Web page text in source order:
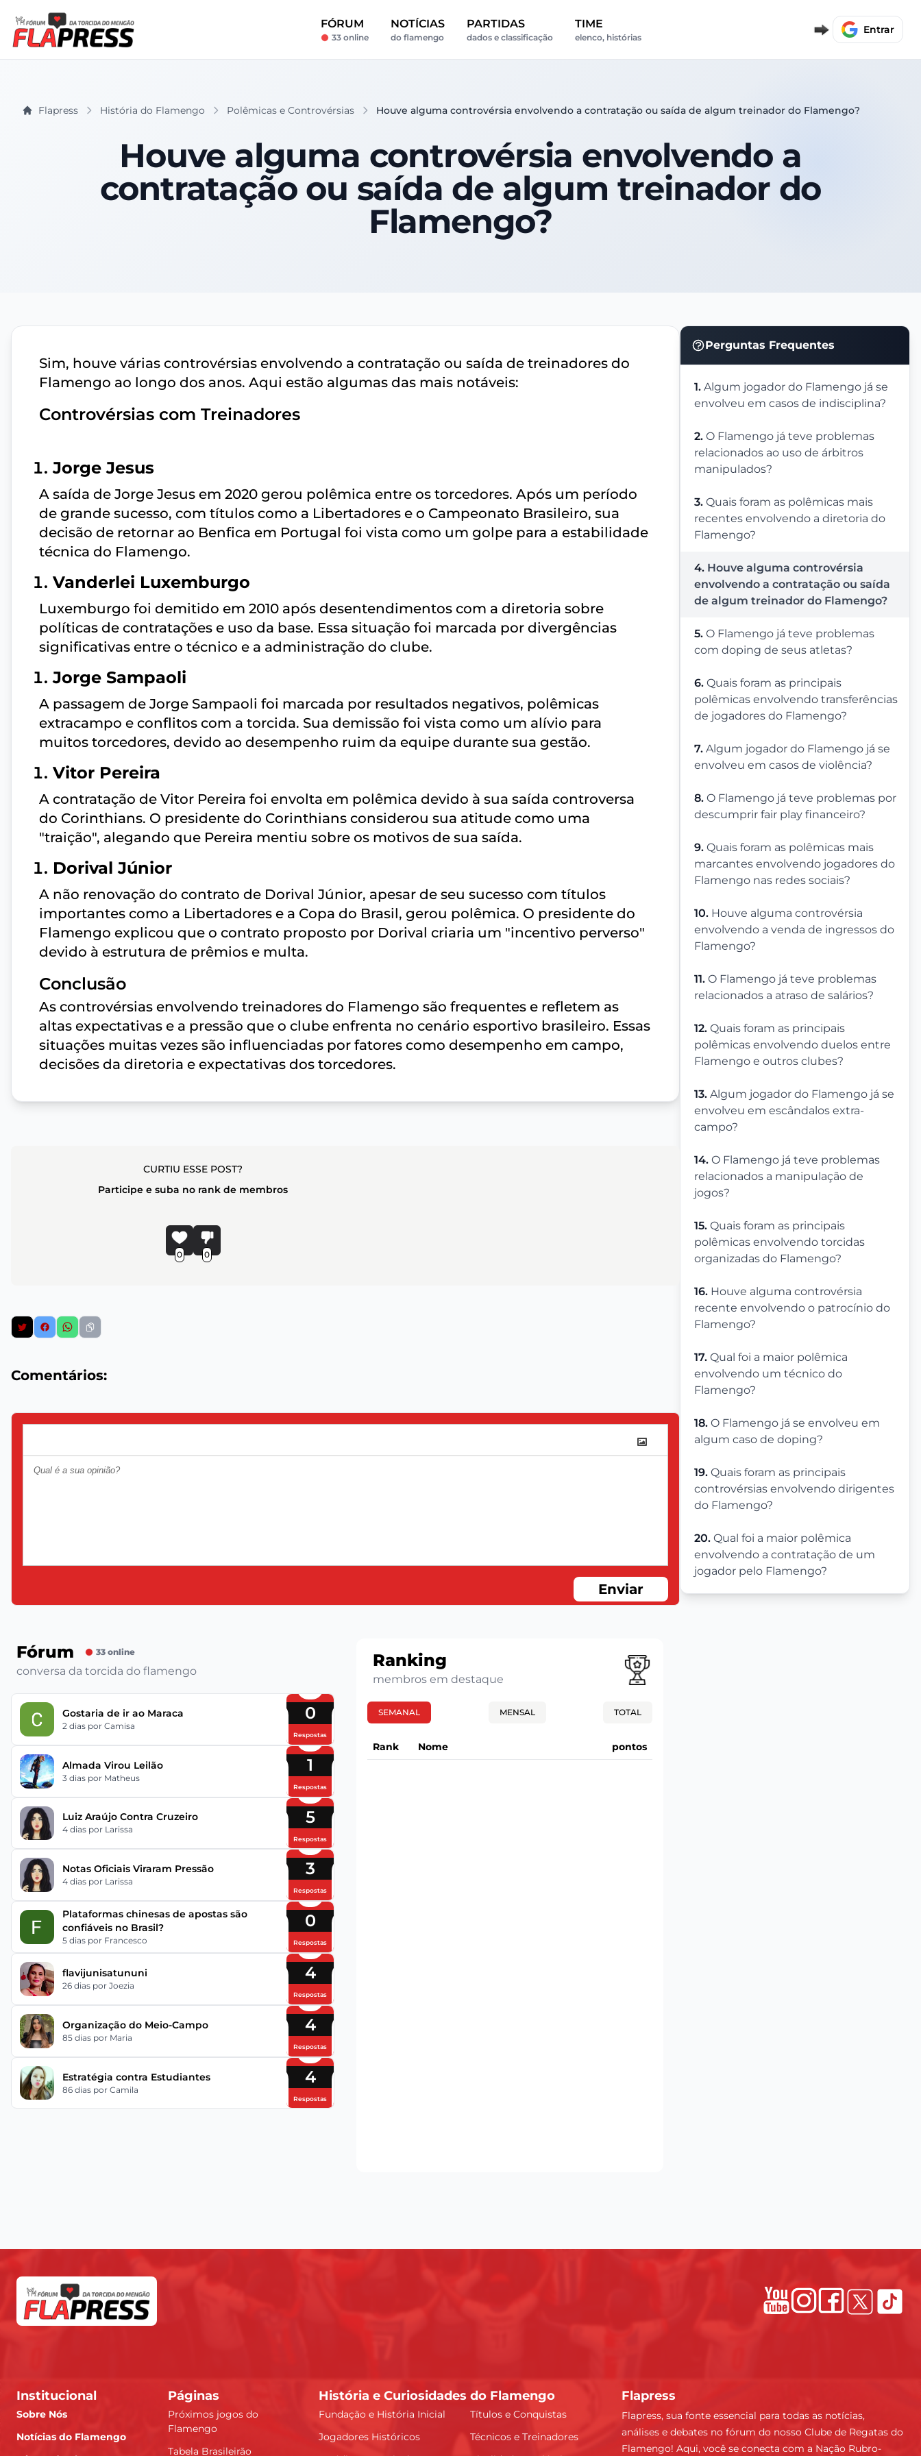
FÓRUM
33 online
NOTÍCIAS
do flamengo
PARTIDAS
dados e classificação
TIME
elenco, histórias
Entrar
Flapress História do Flamengo Polêmicas e Controvérsias Houve alguma controvérsia envolvendo a contratação ou saída de algum treinador do Flamengo?
Houve alguma controvérsia envolvendo a
contratação ou saída de algum treinador do
Flamengo?
Perguntas Frequentes
1. Algum jogador do Flamengo já se
envolveu em casos de indisciplina?
2. O Flamengo já teve problemas
relacionados ao uso de árbitros
manipulados?
3. Quais foram as polêmicas mais
recentes envolvendo a diretoria do
Flamengo?
4. Houve alguma controvérsia
envolvendo a contratação ou saída
de algum treinador do Flamengo?
5. O Flamengo já teve problemas
com doping de seus atletas?
6. Quais foram as principais
polêmicas envolvendo transferências
de jogadores do Flamengo?
7. Algum jogador do Flamengo já se
envolveu em casos de violência?
8. O Flamengo já teve problemas por
descumprir fair play financeiro?
9. Quais foram as polêmicas mais
marcantes envolvendo jogadores do
Flamengo nas redes sociais?
10. Houve alguma controvérsia
envolvendo a venda de ingressos do
Flamengo?
11. O Flamengo já teve problemas
relacionados a atraso de salários?
12. Quais foram as principais
polêmicas envolvendo duelos entre
Flamengo e outros clubes?
13. Algum jogador do Flamengo já se
envolveu em escândalos extra-
campo?
14. O Flamengo já teve problemas
relacionados a manipulação de
jogos?
15. Quais foram as principais
polêmicas envolvendo torcidas
organizadas do Flamengo?
16. Houve alguma controvérsia
recente envolvendo o patrocínio do
Flamengo?
17. Qual foi a maior polêmica
envolvendo um técnico do
Flamengo?
18. O Flamengo já se envolveu em
algum caso de doping?
19. Quais foram as principais
controvérsias envolvendo dirigentes
do Flamengo?
20. Qual foi a maior polêmica
envolvendo a contratação de um
jogador pelo Flamengo?
Sim, houve várias controvérsias envolvendo a contratação ou saída de treinadores do
Flamengo ao longo dos anos. Aqui estão algumas das mais notáveis:
Controvérsias com Treinadores
Jorge Jesus
A saída de Jorge Jesus em 2020 gerou polêmica entre os torcedores. Após um período
de grande sucesso, com títulos como a Libertadores e o Campeonato Brasileiro, sua
decisão de retornar ao Benfica em Portugal foi vista como um golpe para a estabilidade
técnica do Flamengo.
Vanderlei Luxemburgo
Luxemburgo foi demitido em 2010 após desentendimentos com a diretoria sobre
políticas de contratações e uso da base. Essa situação foi marcada por divergências
significativas entre o técnico e a administração do clube.
Jorge Sampaoli
A passagem de Jorge Sampaoli foi marcada por resultados negativos, polêmicas
extracampo e conflitos com a torcida. Sua demissão foi vista como um alívio para
muitos torcedores, devido ao desempenho ruim da equipe durante sua gestão.
Vitor Pereira
A contratação de Vitor Pereira foi envolta em polêmica devido à sua saída controversa
do Corinthians. O presidente do Corinthians considerou sua atitude como uma
"traição", alegando que Pereira mentiu sobre os motivos de sua saída.
Dorival Júnior
A não renovação do contrato de Dorival Júnior, apesar de seu sucesso com títulos
importantes como a Libertadores e a Copa do Brasil, gerou polêmica. O presidente do
Flamengo explicou que o contrato proposto por Dorival criaria um "incentivo perverso"
devido à estrutura de prêmios e multa.
Conclusão
As controvérsias envolvendo treinadores do Flamengo são frequentes e refletem as
altas expectativas e a pressão que o clube enfrenta no cenário esportivo brasileiro. Essas
situações muitas vezes são influenciadas por fatores como desempenho em campo,
decisões da diretoria e expectativas dos torcedores.
CURTIU ESSE POST?
Participe e suba no rank de membros
0 0
Comentários:
Enviar
Fórum 33 online
conversa da torcida do flamengo
Gostaria de ir ao Maraca
2 dias por Camisa
0
Respostas
Almada Virou Leilão
3 dias por Matheus
1
Respostas
Luiz Araújo Contra Cruzeiro
4 dias por Larissa
5
Respostas
Notas Oficiais Viraram Pressão
4 dias por Larissa
3
Respostas
Plataformas chinesas de apostas são
confiáveis no Brasil?
5 dias por Francesco
0
Respostas
flavijunisatununi
26 dias por Joezia
4
Respostas
Organização do Meio-Campo
85 dias por Maria
4
Respostas
Estratégia contra Estudiantes
86 dias por Camila
4
Respostas
Ranking
membros em destaque
SEMANAL MENSAL TOTAL
Rank Nome pontos
Institucional
Sobre Nós
Notícias do Flamengo
Páginas
Próximos jogos do
Flamengo
Tabela Brasileirão
História e Curiosidades do Flamengo
Fundação e História Inicial
Títulos e Conquistas
Jogadores Históricos
Técnicos e Treinadores
Flapress
Flapress, sua fonte essencial para todas as notícias,
análises e debates no fórum do nosso Clube de Regatas do
Flamengo! Aqui, você se conecta com a Nação Rubro-